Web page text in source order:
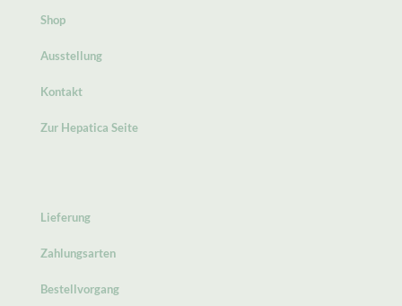
Shop
Ausstellung
Kontakt
Zur Hepatica Seite
Lieferung
Zahlungsarten
Bestellvorgang